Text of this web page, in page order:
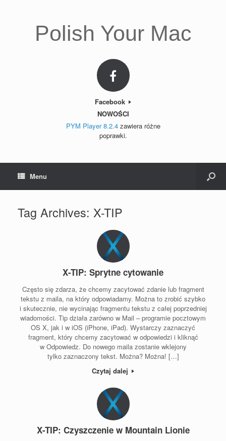
Polish Your Mac
Facebook
NOWOŚCI
PYM Player 8.2.4zawiera różne
poprawki.
Menu
Tag Archives: X-TIP
X-TIP: Sprytne cytowanie
Często się zdarza, że chcemy zacytować zdanie lub fragment
tekstu z maila, na który odpowiadamy. Można to zrobić szybko
i skutecznie, nie wycinając fragmentu tekstu z całej poprzedniej
wiadomości. Tip działa zarówno w Mail – programie pocztowym
OS X, jak i w iOS (iPhone, iPad). Wystarczy zaznaczyć
fragment, który chcemy zacytować w odpowiedzi i kliknąć
w Odpowiedz. Do nowego maila zostanie wklejony
tylko zaznaczony tekst. Można? Można! […]
Czytaj dalej
X-TIP: Czyszczenie w Mountain Lionie